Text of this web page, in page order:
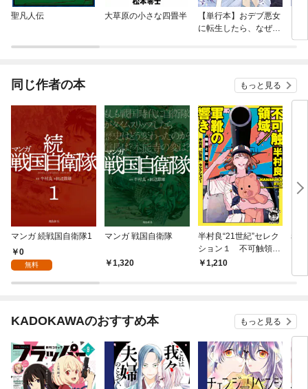
聖凡人伝 大草原の小さな四畳半
【単行本】おデブ悪女
に転生したら、なぜか
同じ作者の本 もっと見る
マンガ 続戦国自衛隊1
0
無料
マンガ 戦国自衛隊
1,320
半村良“21世紀”セレク
ション１ 不可触領域
／軍靴の響き 【陰謀
1,210
赤
KADOKAWAのおすすめ本 もっと見る